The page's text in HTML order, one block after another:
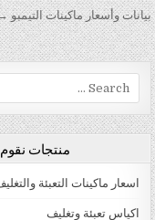
تصفّح
بيانات وأسعار ماكينات التيمبو
Search for:
منتجات نقوم
اسعار ماكينات التعبئة
اكياس تعبئة وتغليف